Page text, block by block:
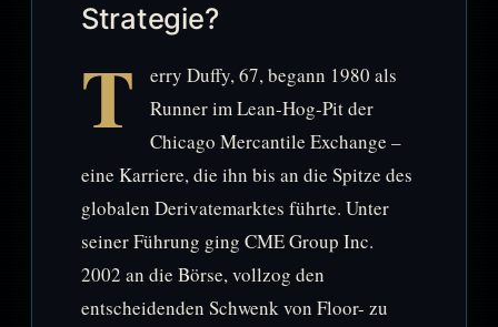
Strategie?
T
erry Duffy, 67, begann 1980 als
Runner im Lean-Hog-Pit der
Chicago Mercantile Exchange –
eine Karriere, die ihn bis an die Spitze des
globalen Derivatemarktes führte. Unter
seiner Führung ging CME Group Inc.
2002 an die Börse, vollzog den
entscheidenden Schwenk von Floor- zu